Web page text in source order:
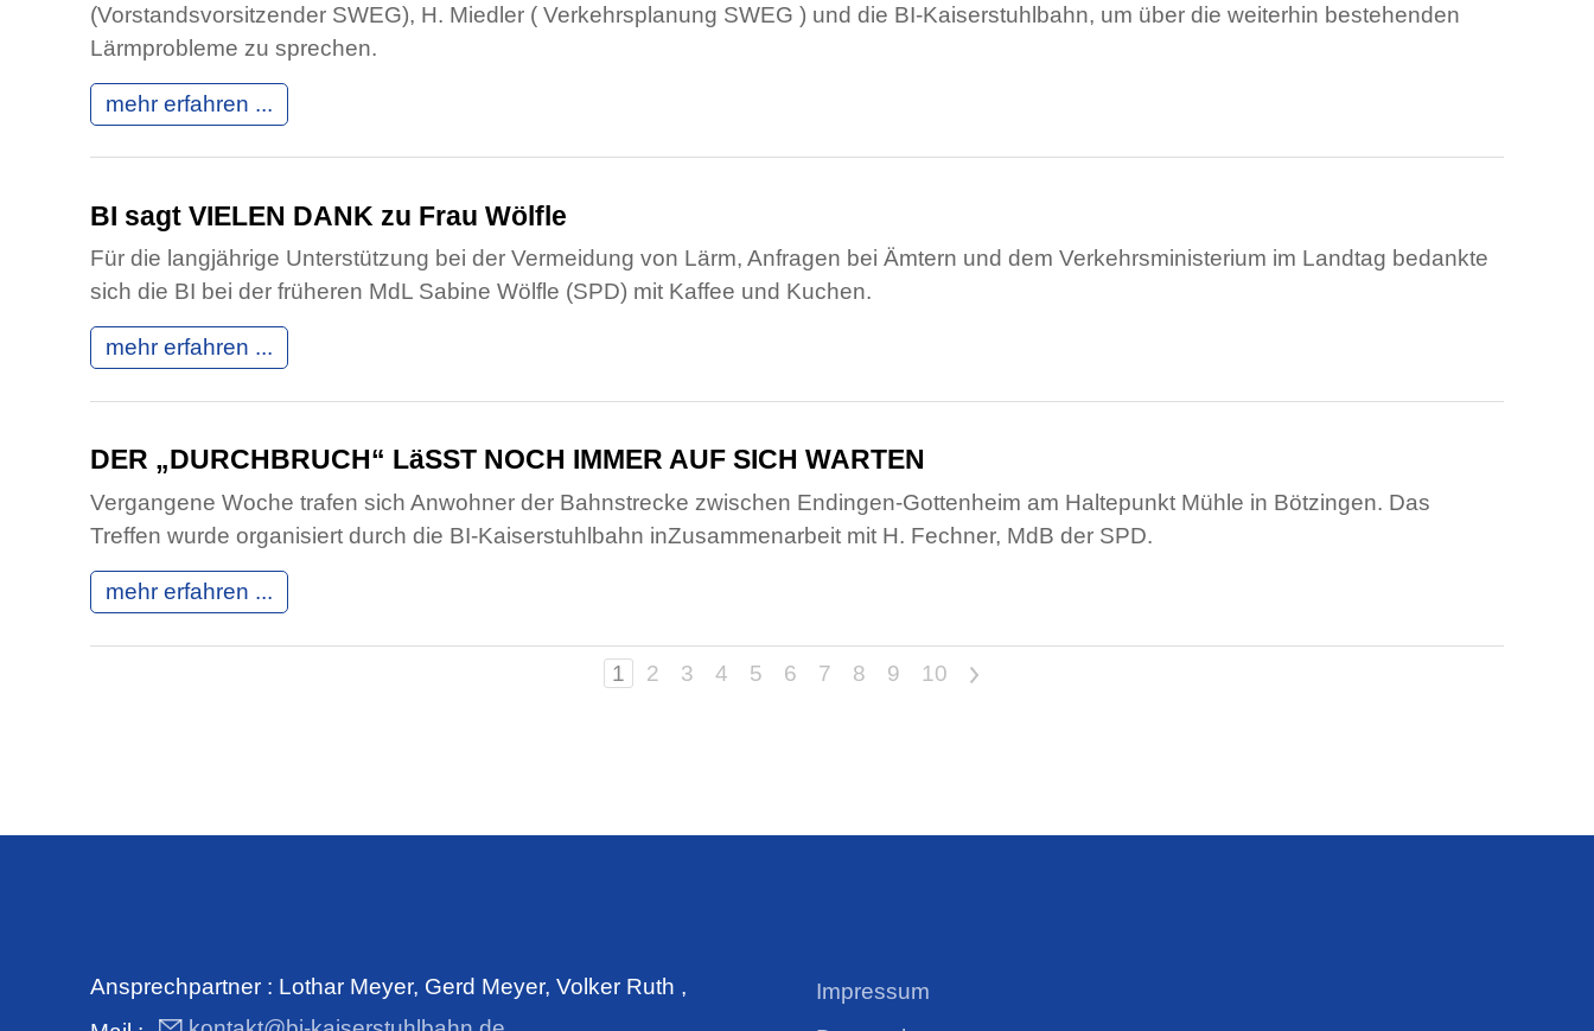
(Vorstandsvorsitzender SWEG), H. Miedler ( Verkehrsplanung SWEG ) und die BI-Kaiserstuhlbahn, um über die weiterhin bestehenden
Lärmprobleme zu sprechen.
mehr erfahren ...
BI sagt VIELEN DANK zu Frau Wölfle
Für die langjährige Unterstützung bei der Vermeidung von Lärm, Anfragen bei Ämtern und dem Verkehrsministerium im Landtag bedankte
sich die BI bei der früheren MdL Sabine Wölfle (SPD) mit Kaffee und Kuchen.
mehr erfahren ...
DER „DURCHBRUCH“ LäSST NOCH IMMER AUF SICH WARTEN
Vergangene Woche trafen sich Anwohner der Bahnstrecke zwischen Endingen-Gottenheim am Haltepunkt Mühle in Bötzingen. Das
Treffen wurde organisiert durch die BI-Kaiserstuhlbahn inZusammenarbeit mit H. Fechner, MdB der SPD.
mehr erfahren ...
1 2 3 4 5 6 7 8 9 10 >
Ansprechpartner : Lothar Meyer, Gerd Meyer, Volker Ruth ,
Impressum